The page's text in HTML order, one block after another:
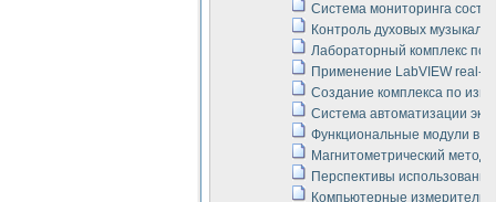
Система мониторинга
Контроль духовых
Лабораторный комплекс по
Применение LabVIEW real-
Создание комплекса по
Система автоматизации
Функциональные модули в
Магнитометрический метод
Перспективы
Компьютерные